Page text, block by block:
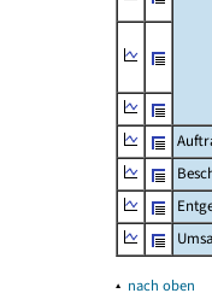
▴ nach oben